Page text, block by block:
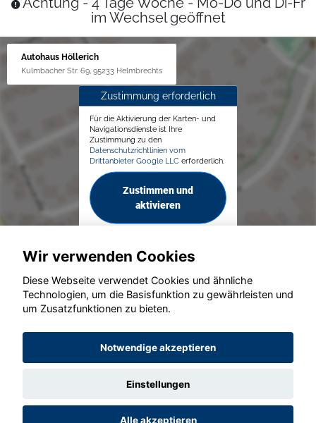
Achtung - 4 Tage Woche - Mo-Do und Di-Fr
im Wechsel geöffnet
Autohaus Höllerich
Kulmbacher Str. 69, 95233 Helmbrechts
Zustimmung erforderlich
Für die Aktivierung der Karten- und
Navigationsdienste ist Ihre
Zustimmung zu den
Datenschutzrichtlinien vom
Drittanbieter Google LLC erforderlich.
Zustimmen und
aktivieren
© konjunkturmotor.de GmbH 2020 - 2026
Wir verwenden Cookies
Diese Webseite verwendet Cookies und ähnliche
Technologien, um die Basisfunktion zu gewährleisten und
um Zusatzfunktionen zu bieten.
Notwendige akzeptieren
Einstellungen
Alle akzeptieren